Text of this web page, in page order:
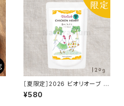
［夏限定］2026 ビオリオーブ 鶏
ハツ 夏のごちそう パパイヤ仕立
¥580